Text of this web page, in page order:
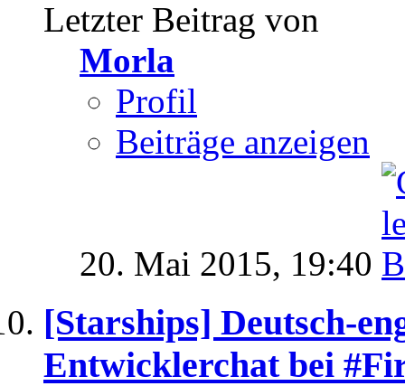
Letzter Beitrag von
Morla
Profil
Beiträge anzeigen
20. Mai 2015, 19:40
[Starships] Deutsch-
Entwicklerchat bei